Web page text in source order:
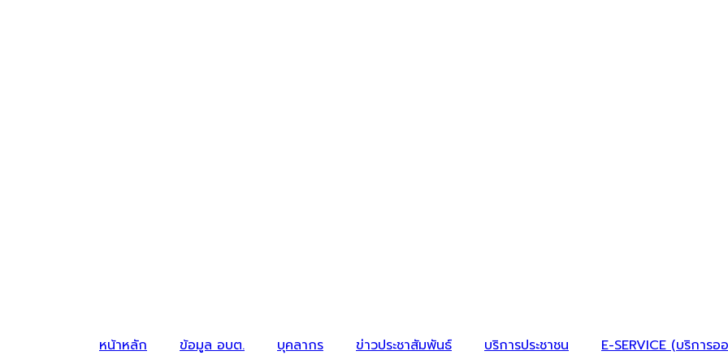
หน้าหลัก ข้อมูล อบต. บุคลากร ข่าวประชาสัมพันธ์ บริการประชาชน
E-SERVICE (บริการอ